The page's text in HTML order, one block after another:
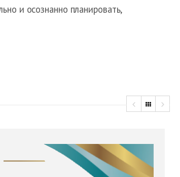
и осознанно планировать,